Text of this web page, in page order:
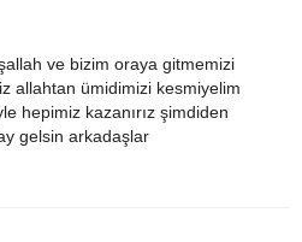
ve bizim oraya gitmemizi
allahtan ümidimizi kesmiyelim
hepimiz kazanırız şimdiden
gelsin arkadaşlar